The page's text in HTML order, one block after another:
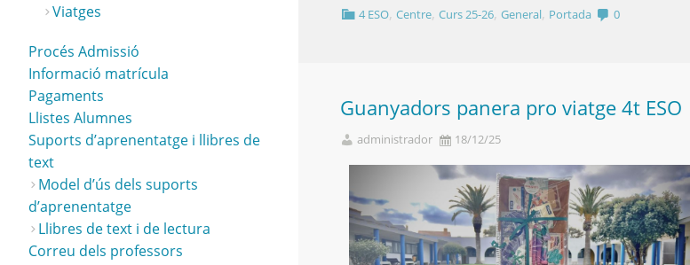
4 ESO,Centre,Curs 25-26,General, Portada 0
Guanyadors panera pro viatge 4t ESO
administrador 18/12/25
Viatges
Procés Admissió
Informació matrícula
Pagaments
Llistes Alumnes
Suports d’aprenentatge i llibres de
text
Model d’ús dels suports
d’aprenentatge
Llibres de text i de lectura
Correu dels professors